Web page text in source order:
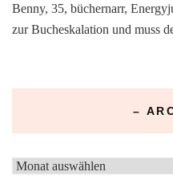
Benny, 35, büchernarr,
zur Bucheskalation und muss
–
–